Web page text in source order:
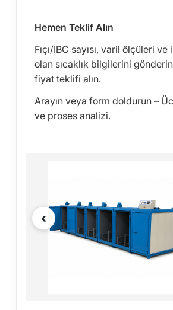
Hemen Teklif Alın
Fıçı/IBC sayısı, varil ölçüleri ve
olan sıcaklık bilgilerini
fiyat teklifi alın.
Arayın veya form doldurun –
ve proses analizi.